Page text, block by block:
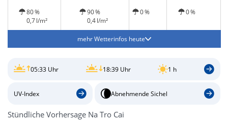
80 %
0,7 l/m²
90 %
0,4 l/m²
0 % 0 %
mehr Wetterinfos heute
05:33 Uhr 18:39 Uhr 1 h
UV-Index Abnehmende Sichel
Stündliche Vorhersage Na Tro Cai